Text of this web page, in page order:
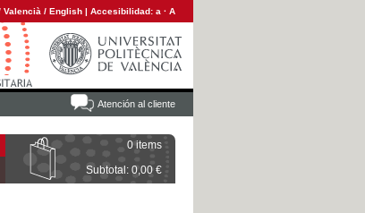
Valencià / English | Accesibilidad: a · A
Atención al cliente
0 items
Subtotal: 0,00 €